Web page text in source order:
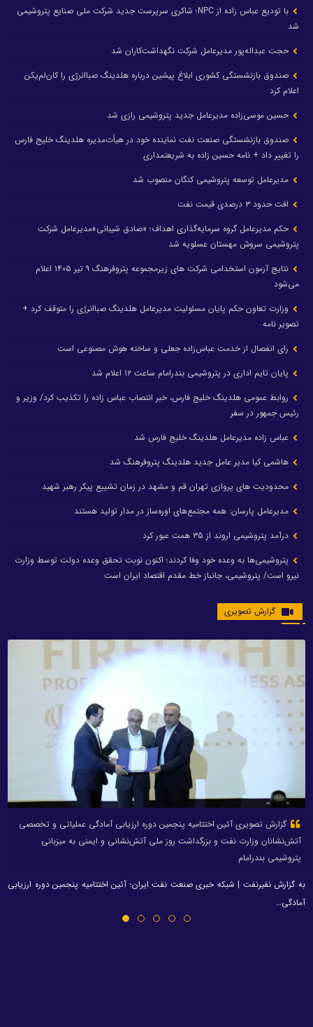
با تودیع عباس زاده از NPC؛ شاکری سرپرست جدید شرکت ملی صنایع پتروشیمی
شد
حجت عبداله‌پور مدیرعامل شرکت نگهداشت‌کاران شد
صندوق بازنشستگی کشوری ابلاغ پیشین درباره هلدینگ صباانرژی را کان‌لم‌یکن
اعلام کرد
حسین موسی‌زاده مدیرعامل جدید پتروشیمی رازی شد
صندوق بازنشستگی صنعت نفت نماینده خود در هیأت‌مدیره هلدینگ خلیج فارس
را تغییر داد + نامه حسین زاده به شریعتمداری
مدیرعامل توسعه پتروشیمی کنگان منصوب شد
افت حدود ۳ درصدی قیمت نفت
حکم مدیرعامل گروه سرمایه‌گذاری اهداف؛ «صادق شیبانی»مدیرعامل شرکت
پتروشیمی سروش مهستان عسلویه شد
نتایج آزمون استخدامی شرکت های زیرمجموعه پتروفرهنگ ۹ تیر ۱۴۰۵ اعلام
می‌شود
وزارت تعاون حکم پایان مسئولیت مدیرعامل هلدینگ صباانرژی را متوقف کرد +
تصویر نامه
رای انفصال از خدمت عباس‌زاده جعلی و ساخته هوش مصنوعی است
پایان تایم اداری در پتروشیمی بندرامام ساعت ۱۲ اعلام شد
روابط عمومی هلدینگ خلیج فارس، خبر انتصاب عباس زاده را تکذیب کرد/ وزیر و
رئیس جمهور در سفر
عباس زاده مدیرعامل هلدینگ خلیج فارس شد
هاشمی کیا مدیر عامل جدید هلدینگ پتروفرهنگ شد
محدودیت های پروازی تهران قم و مشهد در زمان تشییع پیکر رهبر شهید
مدیرعامل پارسان: همه مجتمع‌های اوره‌ساز در مدار تولید هستند
درآمد پتروشیمی اروند از ۳۵ همت عبور کرد
پتروشیمی‌ها به وعده خود وفا کردند؛ اکنون نوبت تحقق وعده دولت توسط وزارت
نیرو است/ پتروشیمی، جانباز خط مقدم اقتصاد ایران است
گزارش تصویری
گزارش تصویری آئین اختتامیه پنجمین دوره ارزیابی آمادگی عملیاتی و تخصصی
آتش‌نشانان وزارت نفت و بزرگداشت روز ملی آتش‌نشانی و ایمنی به میزبانی
پتروشیمی بندرامام
به گزارش نفیرنفت | شبکه خبری صنعت نفت ایران؛ آئین اختتامیه پنجمین دوره ارزیابی
آمادگی…